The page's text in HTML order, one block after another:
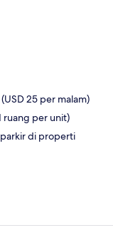
25 per malam)
ruang per unit)
di properti